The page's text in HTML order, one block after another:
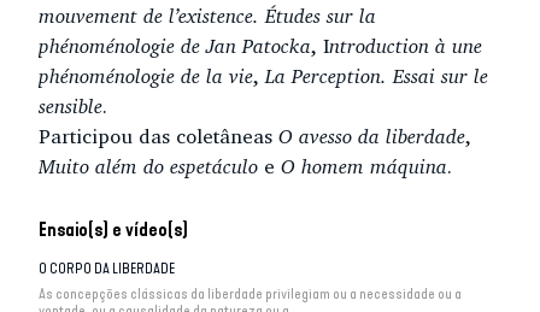
Ensaio(s) e vídeo(s)
O CORPO DA LIBERDADE
As concepções clássicas da liberdade privilegiam ou a necessidade ou a
mouvement de l’existence. Études sur la
phénoménologie de Jan Patocka, Introduction à une
phénoménologie de la vie,La Perception.Essai sur le
sensible.
Participou das coletâneas O avesso da liberdade,
Muito além do espetáculo e O homem máquina.